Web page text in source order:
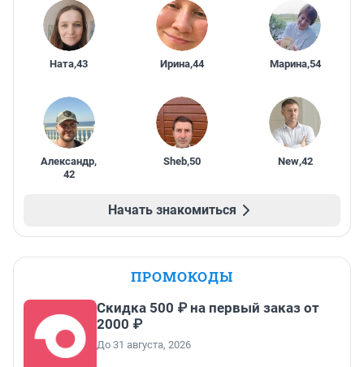
Ната,43 Ирина,44 Марина,54
Александр,
42
Sheb,50 New,42
Начать знакомиться
ПРОМОКОДЫ
Скидка 500 ₽ на первый заказ от
2000 ₽
До 31 августа, 2026